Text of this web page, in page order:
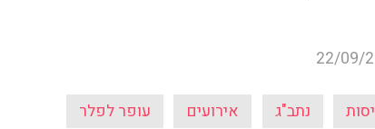
22/09/
נתב"ג אירועים עופר לפלר